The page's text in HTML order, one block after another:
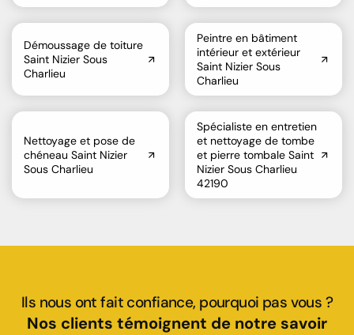
Démoussage de toiture
Saint Nizier Sous
Charlieu
Peintre en bâtiment
intérieur et extérieur
Saint Nizier Sous
Charlieu
Nettoyage et pose de
chéneau Saint Nizier
Sous Charlieu
Spécialiste en entretien
et nettoyage de tombe
et pierre tombale Saint
Nizier Sous Charlieu
42190
Ils nous ont fait confiance, pourquoi pas vous ?
Nos clients témoignent de notre savoir